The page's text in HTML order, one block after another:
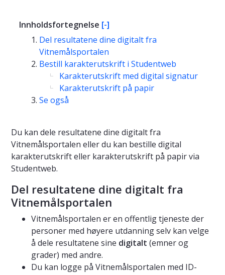
Innholdsfortegnelse [-]
Del resultatene dine digitalt fra
Vitnemålsportalen
Bestill karakterutskrift i Studentweb
Karakterutskrift med digital signatur
Karakterutskrift på papir
Se også
Du kan dele resultatene dine digitalt fra
Vitnemålsportalen eller du kan bestille digital
karakterutskrift eller karakterutskrift på papir via
Studentweb.
Del resultatene dine digitalt fra
Vitnemålsportalen
Vitnemålsportalen er en offentlig tjeneste der
personer med høyere utdanning selv kan velge
å dele resultatene sine digitalt (emner og
grader) med andre.
Du kan logge på Vitnemålsportalen med ID-